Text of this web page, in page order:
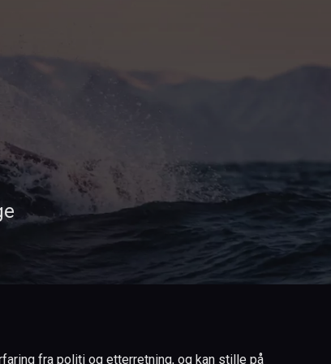
fra politi og etterretning, og kan stille på